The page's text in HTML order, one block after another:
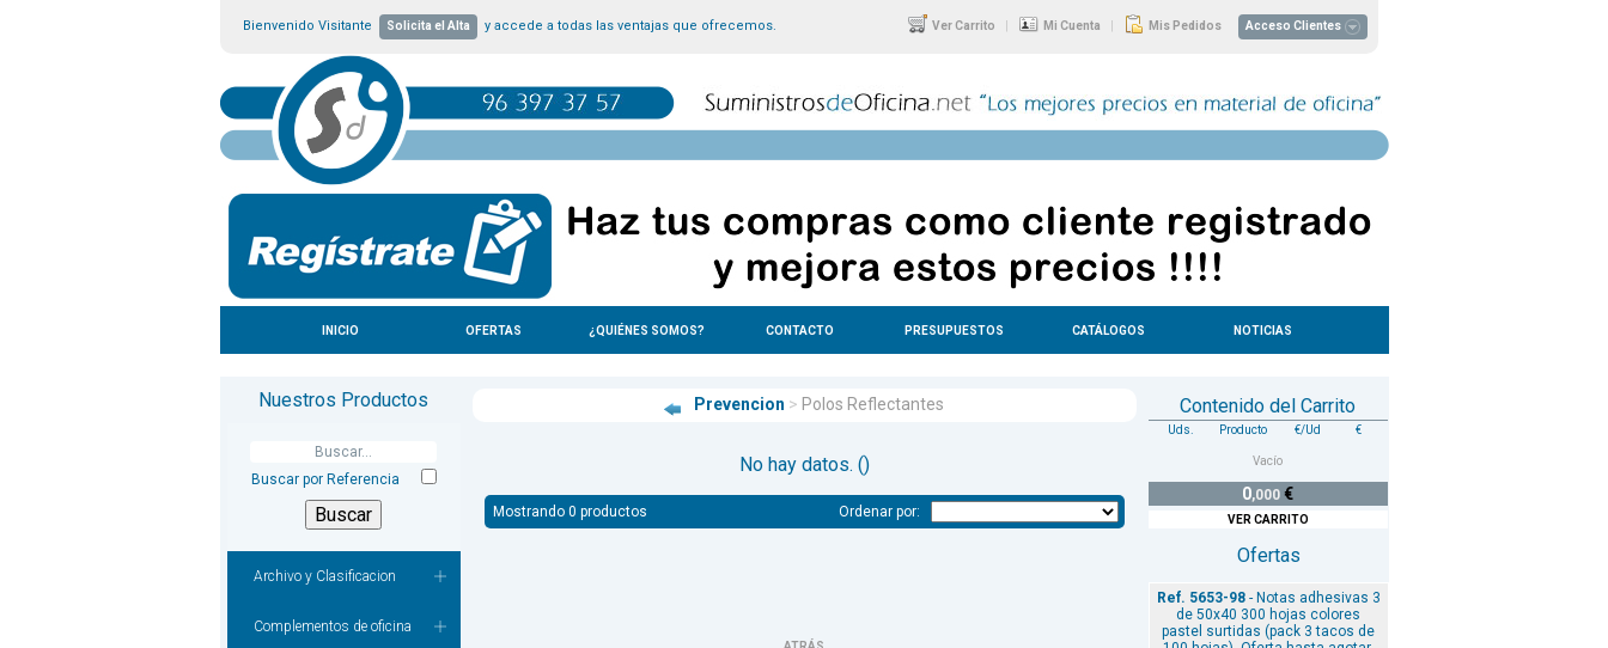
Bienvenido Visitante Solicita el Alta y accede a todas las ventajas que ofrecemos. Ver Carrito | Mi Cuenta | Mis Pedidos Acceso Clientes
INICIO OFERTAS ¿QUIÉNES SOMOS? CONTACTO PRESUPUESTOS CATÁLOGOS NOTICIAS
Nuestros Productos
Buscar por Referencia
Archivo y Clasificacion
Complementos de oficina
Prevencion > Polos Reflectantes
No hay datos. ()
Mostrando 0 productos Ordenar por:
Contenido del Carrito
Uds. Producto €/Ud €
Vacío
0,000 €
VER CARRITO
Ofertas
Ref. 5653-98- Notas adhesivas 3
de 50x40 300 hojas colores
pastel surtidas (pack 3 tacos de